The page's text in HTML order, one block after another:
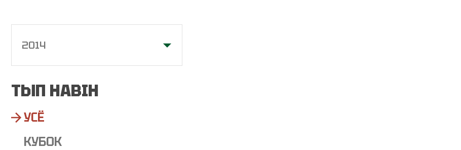
2014
ТЫП НАВІН
УСЁ
КУБОК